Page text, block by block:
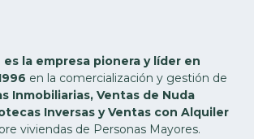
es la empresa pionera y líder en
en la comercialización y gestión de
Inmobiliarias, Ventas de Nuda
Inversas y Ventas con Alquiler
viviendas de Personas Mayores.